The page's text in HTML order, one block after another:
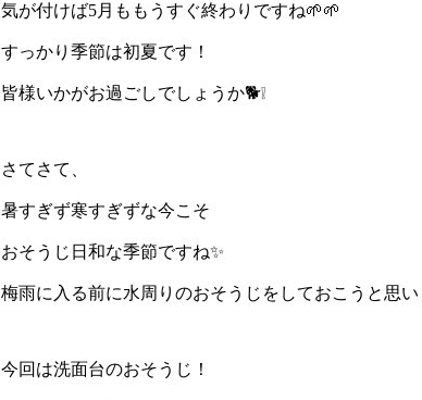
気が付けば5月ももうすぐ終わりですね🌱🌱
すっかり季節は初夏です！
皆様いかがお過ごしでしょうか🐕❕
さてさて、
暑すぎず寒すぎずな今こそ
おそうじ日和な季節ですね✨
梅雨に入る前に水周りのおそうじをしておこうと思い
今回は洗面台のおそうじ！